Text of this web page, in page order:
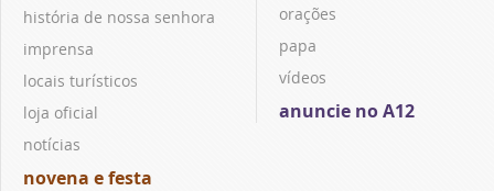
história de nossa senhora
imprensa
locais turísticos
loja oficial
notícias
novena e festa
orações
papa
vídeos
anuncie no A12